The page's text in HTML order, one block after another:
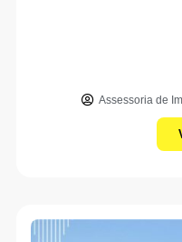
Assessoria de